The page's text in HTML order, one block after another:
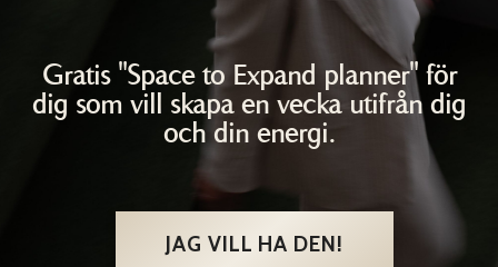
Gratis "Space to Expand planner" för
dig som vill skapa en vecka utifrån dig
och din energi.
JAG VILL HA DEN!